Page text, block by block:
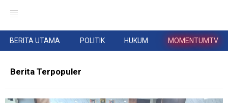
BERITA UTAMA POLITIK HUKUM MOMENTUMTV
Berita Terpopuler